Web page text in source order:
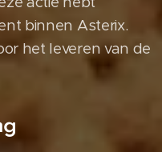
binnen Asterix.
het leveren van de